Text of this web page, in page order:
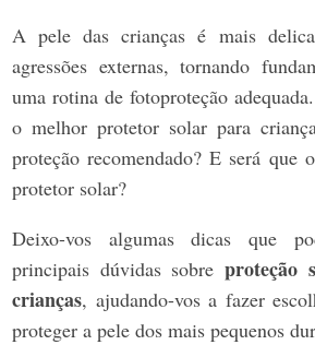
A pele das crianças é mais
agressões externas, tornando
uma rotina de fotoproteção
o melhor protetor solar para
proteção recomendado? E será que
protetor solar?
Deixo-vos algumas dicas que
principais dúvidas sobreproteção
crianças, ajudando-vos a fazer
proteger a pele dos mais pequenos